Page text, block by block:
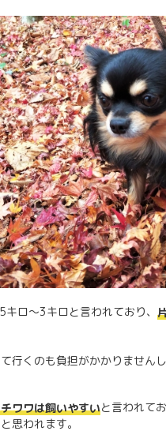
ロ～3キロと言われており、
行くのも負担がかかりません
ワワは飼いやすいと言われて
思われます。